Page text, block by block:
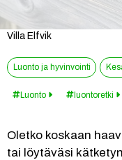
Villa Elfvik
Luonto ja hyvinvointi
Luonto luontoretki
Oletko koskaan
tai löytäväsi